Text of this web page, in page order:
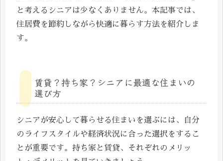
と考えるシニアは少なくありません。本記事では、
住居費を節約しながら快適に暮らす方法を紹介しま
す。
賃貸？持ち家？シニアに最適な住まいの
選び方
シニアが安心して暮らせる住まいを選ぶには、自分
のライフスタイルや経済状況に合った選択をするこ
とが重要です。持ち家と賃貸、それぞれのメリッ